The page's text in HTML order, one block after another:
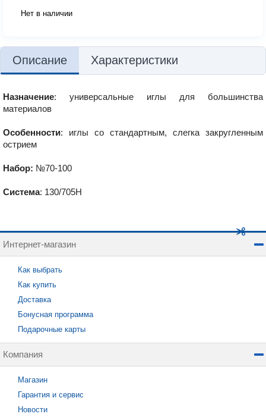
Нет в наличии
Описание Характеристики
Назначение: универсальные иглы для большинства
материалов
Особенности: иглы со стандартным, слегка закругленным
острием
Набор: №70-100
Система: 130/705H
Интернет-магазин
Как выбрать
Как купить
Доставка
Бонусная программа
Подарочные карты
Компания
Магазин
Гарантия и сервис
Новости